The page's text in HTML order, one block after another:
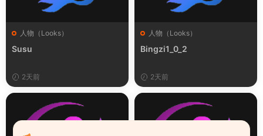
人物（Looks）
Susu
2天前
人物（Looks）
Bingzi1_0_2
2天前